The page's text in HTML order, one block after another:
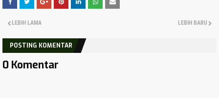
LEBIH BARU
LEBIH LAMA
POSTING KOMENTAR
0 Komentar